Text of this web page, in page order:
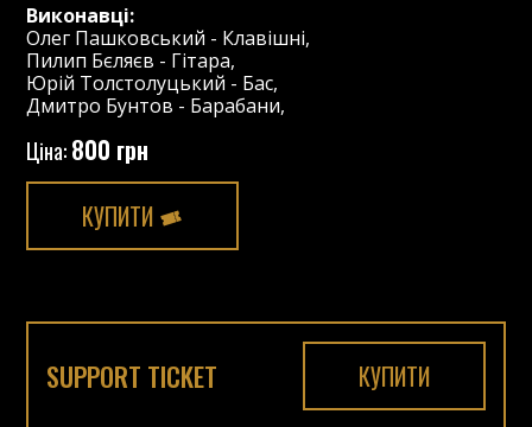
Виконавці:
Олег Пашковський - Клавішні,
Пилип Бєляєв - Гітара,
Юрій Толстолуцький - Бас,
Дмитро Бунтов - Барабани,
Ціна:800 грн
КУПИТИ
SUPPORT TICKET КУПИТИ